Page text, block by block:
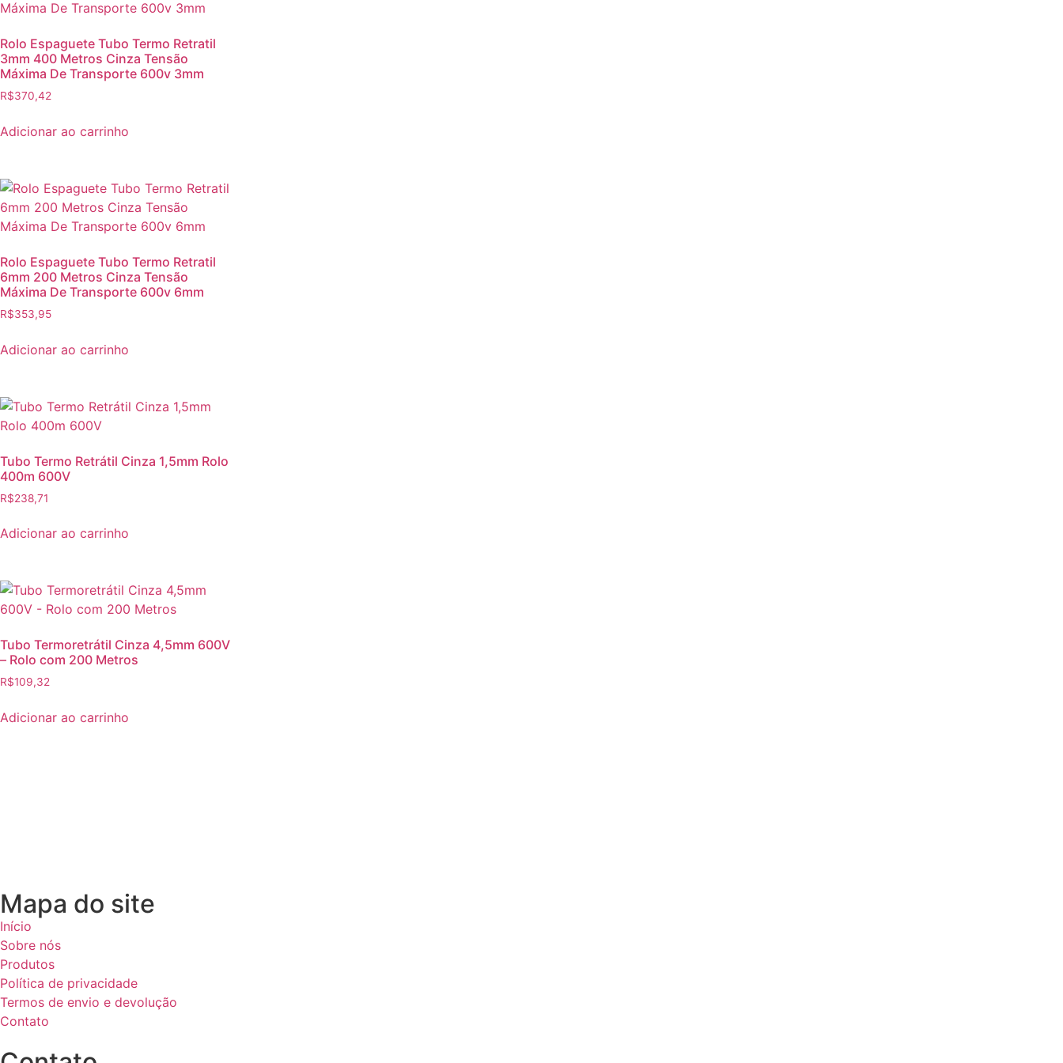
Rolo Espaguete Tubo Termo Retratil
3mm 400 Metros Cinza Tensão
Máxima De Transporte 600v 3mm
R$370,42
Adicionar ao carrinho
Rolo Espaguete Tubo Termo Retratil
6mm 200 Metros Cinza Tensão
Máxima De Transporte 600v 6mm
R$353,95
Adicionar ao carrinho
Tubo Termo Retrátil Cinza 1,5mm Rolo
400m 600V
R$238,71
Adicionar ao carrinho
Tubo Termoretrátil Cinza 4,5mm 600V
– Rolo com 200 Metros
R$109,32
Adicionar ao carrinho
Mapa do site
Início
Sobre nós
Produtos
Política de privacidade
Termos de envio e devolução
Contato